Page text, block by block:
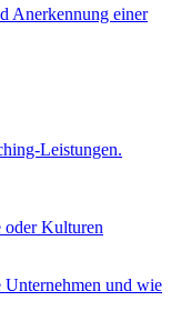
Anerkennung einer
Leistungen.
oder Kulturen
Unternehmen und wie